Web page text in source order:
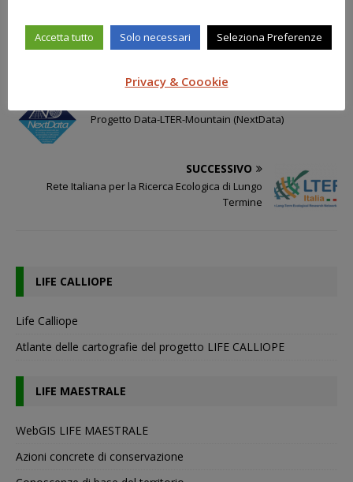
Il Progetto di ricerca GLORIA
Progetto Data-LTER-Mountain (NextData)
SUCCESSIVO
Rete Italiana per la Ricerca Ecologica di Lungo
Termine
LIFE CALLIOPE
Life Calliope
Atlante delle cartografie del progetto LIFE CALLIOPE
LIFE MAESTRALE
WebGIS LIFE MAESTRALE
Azioni concrete di conservazione
Accetta tutto Solo necessari Seleziona Preferenze
Privacy & Coookie